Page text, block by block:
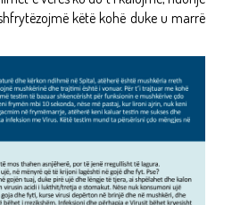
këtë kohë duke u marrë